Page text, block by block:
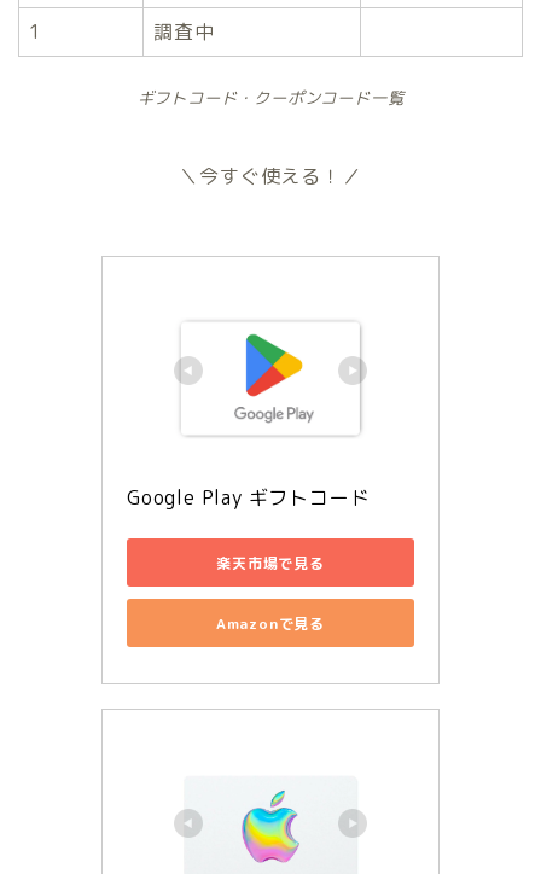
1 調査中
ギフトコード・クーポンコード一覧
＼今すぐ使える！／
Google Play ギフトコード
楽天市場で見る
Amazonで見る